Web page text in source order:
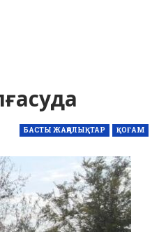
БАСТЫ ЖАҢАЛЫҚТАР ҚОҒАМ